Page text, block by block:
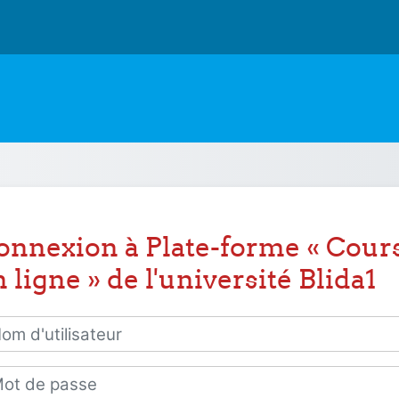
à Plate-forme «
ligne » de l'université Blida1
d'utilisateur
de passe